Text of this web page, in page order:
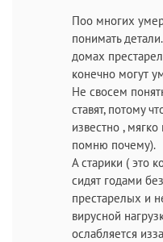
Поо многих
понимать
домах
конечно могут
Не свосем
ставят, потому
известно ,
помню почему).
А старики ( это
сидят годами
престарелых и
вирусной
ослабляется